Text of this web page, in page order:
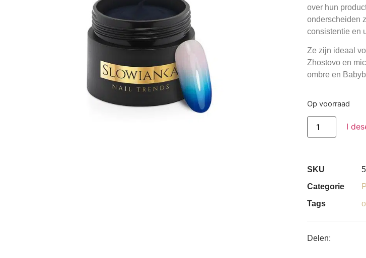
over hun
onderscheiden
consistentie en
Ze zijn ideaal
Zhostovo en
ombre en
Op voorraad
I
SKU
Categorie
Tags
Delen: